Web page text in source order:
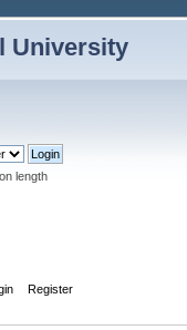
University
length
Register